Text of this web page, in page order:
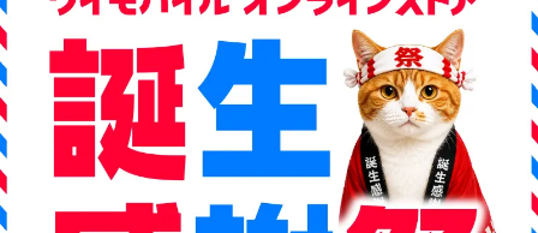
【お荷物のお届けに遅れが生じている地域】
・全国から九州あてのお荷物
・九州から全国あてのお荷物
こちら （佐川急便サイト）よりご確認ください。ご理解
とご協力のほど、よろしくお願い申しあげます。